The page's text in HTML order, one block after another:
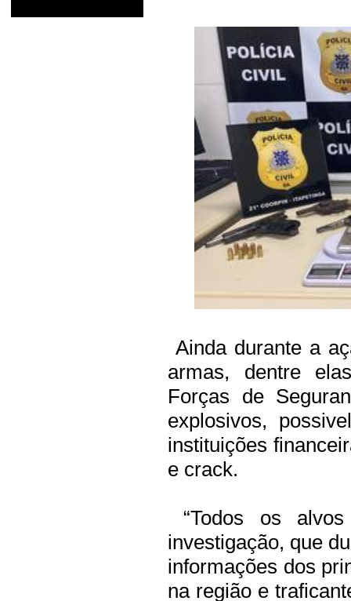
Ainda durante a
armas, dentre
Forças de
explosivos,
instituições
e crack.
“Todos os
investigação, que
informações dos
na região e